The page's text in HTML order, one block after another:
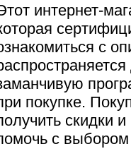
интернет-
с
покупке.
скидки
с